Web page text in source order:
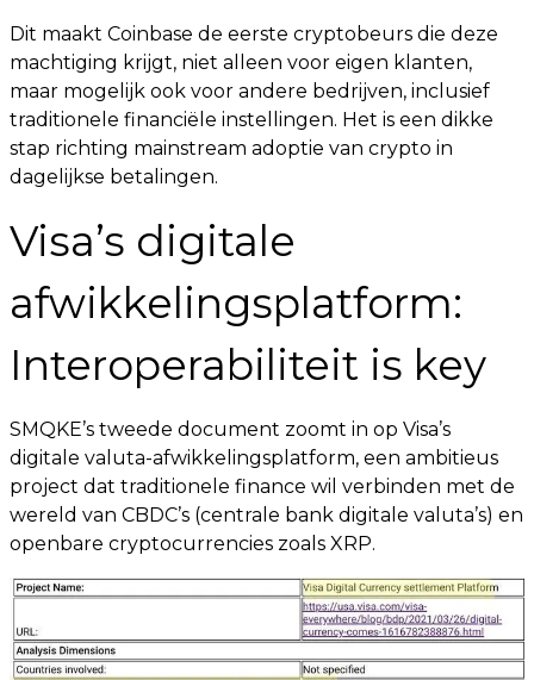
Dit maakt Coinbase de eerste cryptobeurs die deze
machtiging krijgt, niet alleen voor eigen klanten,
maar mogelijk ook voor andere bedrijven, inclusief
traditionele financiële instellingen. Het is een dikke
stap richting mainstream adoptie van crypto in
dagelijkse betalingen.
Visa’s digitale
afwikkelingsplatform:
Interoperabiliteit is key
SMQKE’s tweede document zoomt in op Visa’s
digitale valuta-afwikkelingsplatform, een ambitieus
project dat traditionele finance wil verbinden met de
wereld van CBDC’s (centrale bank digitale valuta’s) en
openbare cryptocurrencies zoals XRP.